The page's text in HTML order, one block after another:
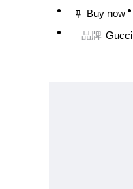
Buy now
品牌 Gucci